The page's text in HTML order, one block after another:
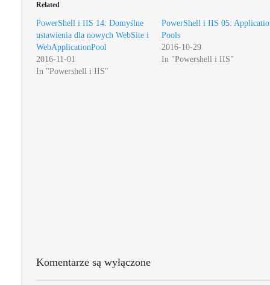
Related
PowerShell i IIS 14: Domyślne
ustawienia dla nowych WebSite i
WebApplicationPool
2016-11-01
In "Powershell i IIS"
PowerShell i IIS 05:
Pools
2016-10-29
In "Powershell i IIS"
Komentarze są wyłączone